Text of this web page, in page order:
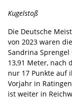
Kugelstoß
Die Deutsche
von 2023 waren
Sandrina
13,91 Meter, nach
nur 17 Punkte auf
Vorjahr in
ist weiter in